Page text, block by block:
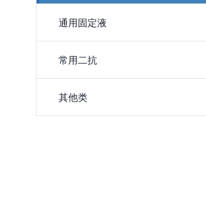
通用固定液
常用二抗
其他类